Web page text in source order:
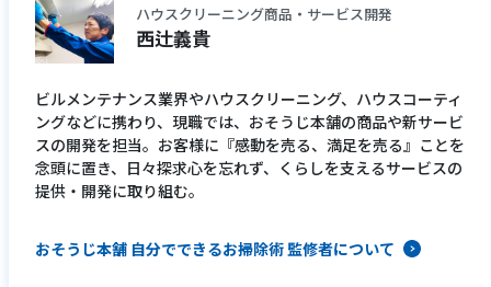
ハウスクリーニング商品・サービス開発
西辻義貴
ビルメンテナンス業界やハウスクリーニング、ハウスコーティ
ングなどに携わり、現職では、おそうじ本舗の商品や新サービ
スの開発を担当。お客様に『感動を売る、満足を売る』ことを
念頭に置き、日々探求心を忘れず、くらしを支えるサービスの
提供・開発に取り組む。
おそうじ本舗 自分でできるお掃除術 監修者について